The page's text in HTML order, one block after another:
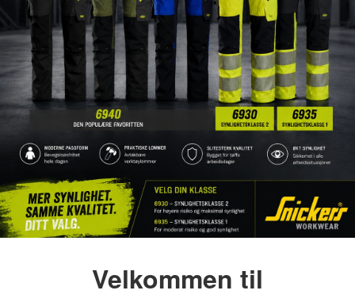
Velkommen til